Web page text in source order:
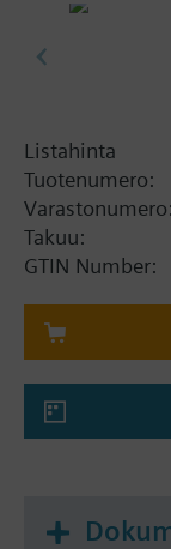
position
VPD../VPE..,
radiator valves
adapter
Honeywell-
Further valves
Lisätietoa
For fitting to
1.2 mm
Listahinta
Tuotenumero:
Varastonumero:
Takuu:
GTIN Number: